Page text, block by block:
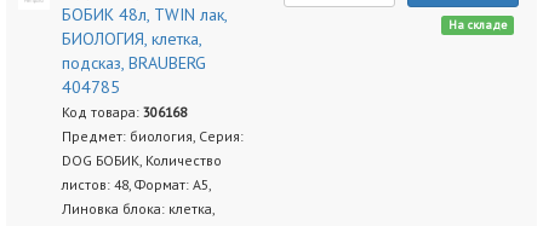
БОБИК 48л, TWIN лак,
БИОЛОГИЯ, клетка,
подсказ, BRAUBERG
404785
Код товара: 306168
Предмет: биология, Серия:
DOG БОБИК, Количество
листов: 48, Формат: А5,
Линовка блока: клетка,
На складе